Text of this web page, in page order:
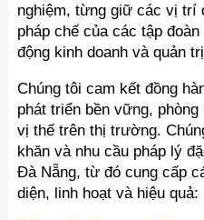
nghiệm, từng giữ các vị trí
pháp chế của các tập
động kinh doanh và quản
Chúng tôi cam kết đồng
phát triển bền vững,
vị thế trên thị trường.
khăn và nhu cầu pháp lý
Đà Nẵng, từ đó cung cấp
diện, linh hoạt và hiệu quả: